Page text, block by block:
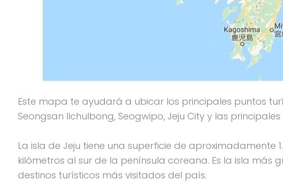
Este mapa te ayudará a ubicar los principales puntos
Seongsan Ilchulbong, Seogwipo, Jeju City y las
La isla de Jeju tiene una superficie de aproximadamente
kilómetros al sur de la península coreana. Es la isla más
destinos turísticos más visitados del país.